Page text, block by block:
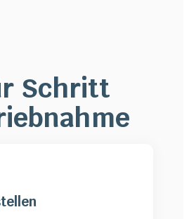
Schritt